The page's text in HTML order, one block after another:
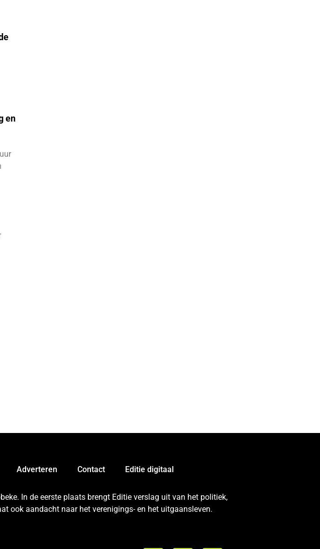
en
Adverteren Contact Editie digitaal
In de eerste plaats brengt Editie verslag uit van het politiek,
ook aandacht naar het verenigings- en het uitgaansleven.